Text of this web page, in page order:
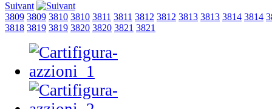
Suivant
3809 3809 3810 3810 3811 3811 3812 3812 3813 3813 3814 3814
3818 3819 3819 3820 3820 3821 3821